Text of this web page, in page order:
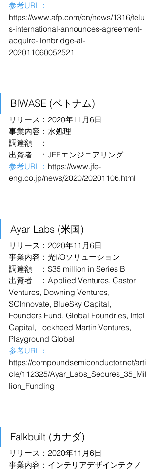
参考URL：
https://www.afp.com/en/news/1316/telu
s-international-announces-agreement-
acquire-lionbridge-ai-
202011060052521
BIWASE (ベトナム)
リリース：2020年11月6日
事業内容：水処理
調達額　：
出資者　：JFEエンジニアリング
参考URL： https://www.jfe-
eng.co.jp/news/2020/20201106.html
Ayar Labs (米国)
リリース：2020年11月6日
事業内容：光I/Oソリューション
調達額　：$35 million in Series B
出資者　：Applied Ventures, Castor
Ventures, Downing Ventures,
SGInnovate, BlueSky Capital,
Founders Fund, Global Foundries, Intel
Capital, Lockheed Martin Ventures,
Playground Global
参考URL：
https://compoundsemiconductor.net/arti
cle/112325/Ayar_Labs_Secures_35_Mil
lion_Funding
Falkbuilt (カナダ)
リリース：2020年11月6日
事業内容：インテリアデザインテクノ